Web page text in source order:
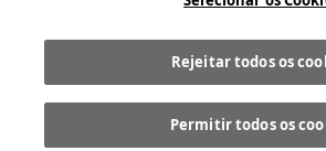
Comprar
Rejeitar todos os
Permitir todos os